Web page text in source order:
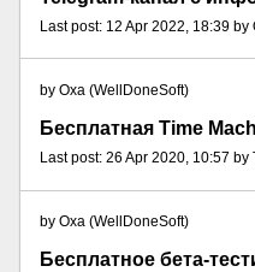
Last post: 12 Apr 2022, 18:39
by Oxa (WellDoneSoft)
Last post: 26 Apr 2020, 10:57
by Oxa (WellDoneSoft)